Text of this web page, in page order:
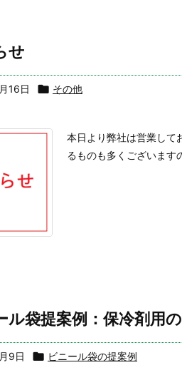
せ
16日  その他
本日より弊社は営業して
るものも多くございます
ル袋提案例：保冷剤用
9日  ビニール袋の提案例